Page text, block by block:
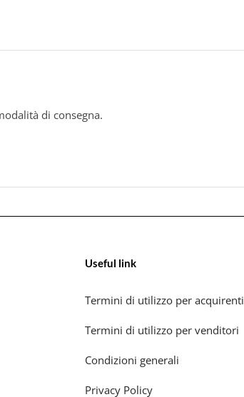
di consegna.
Useful link
Termini di utilizzo per acquirenti
Termini di utilizzo per venditori
Condizioni generali
Privacy Policy